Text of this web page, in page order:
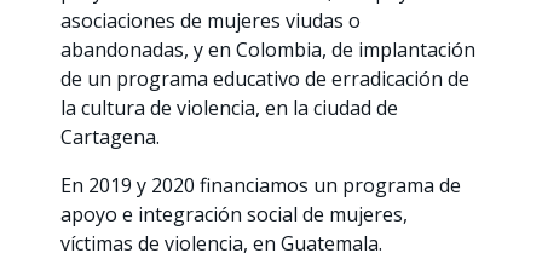
asociaciones de mujeres viudas o
abandonadas, y en Colombia, de implantación
de un programa educativo de erradicación de
la cultura de violencia, en la ciudad de
Cartagena.
En 2019 y 2020 financiamos un programa de
apoyo e integración social de mujeres,
víctimas de violencia, en Guatemala.